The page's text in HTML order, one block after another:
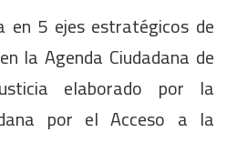
en 5 ejes estratégicos de
la Agenda Ciudadana de
elaborado por la
por el Acceso a la